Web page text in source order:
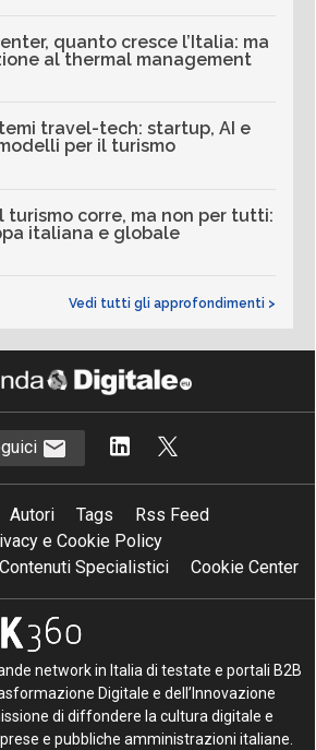
quanto cresce l’Italia: ma
al thermal management
travel-tech: startup, AI e
per il turismo
turismo corre, ma non per tutti:
italiana e globale
Vedi tutti gli approfondimenti >
Autori Tags
Rss Feed
e Cookie Policy
Specialistici
Cookie Center
network in Italia di testate e portali B2B
Digitale e dell’Innovazione
di diffondere la cultura digitale e
e pubbliche amministrazioni italiane.